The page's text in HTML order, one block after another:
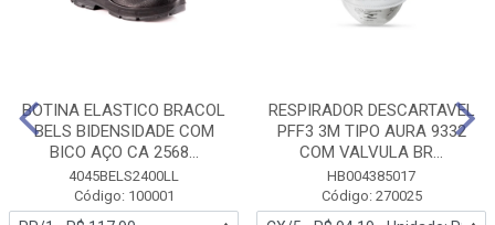
BOTINA ELASTICO BRACOL
BELS BIDENSIDADE COM
BICO AÇO CA 2568...
4045BELS2400LL
Código: 100001
RESPIRADOR DESCARTAVEL
PFF3 3M TIPO AURA 9332
COM VALVULA BR...
HB004385017
Código: 270025